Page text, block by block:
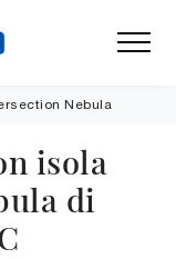
Nebula
isola
di